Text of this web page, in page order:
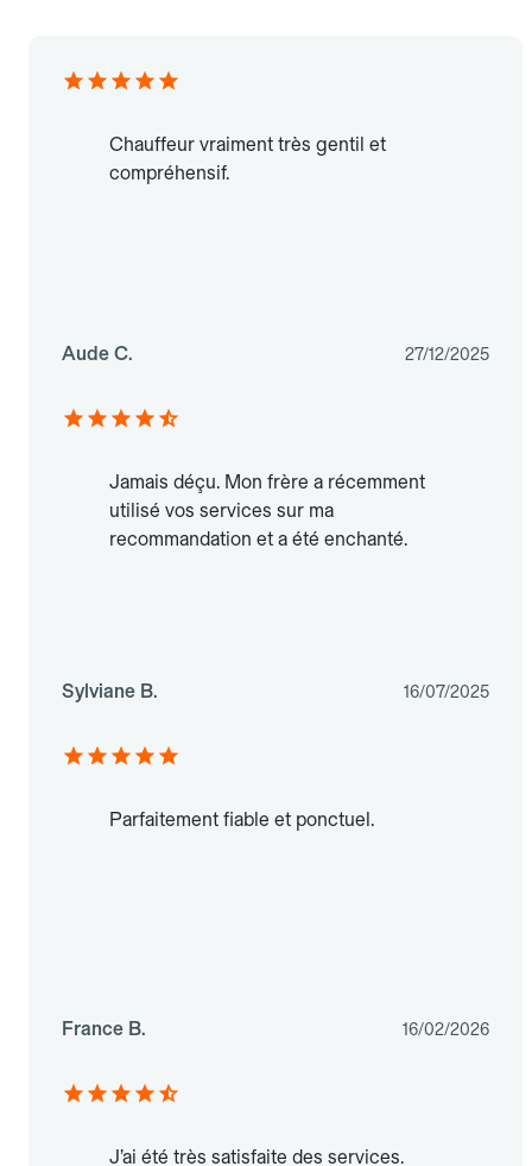
Chauffeur vraiment très gentil et
compréhensif.
Aude C. 27/12/2025
Jamais déçu. Mon frère a récemment
utilisé vos services sur ma
recommandation et a été enchanté.
Sylviane B. 16/07/2025
Parfaitement fiable et ponctuel.
France B. 16/02/2026
J’ai été très satisfaite des services.